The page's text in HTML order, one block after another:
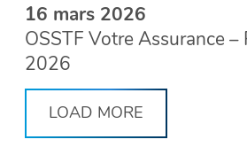
16 mars 2026
OSSTF Votre Assurance –
2026
LOAD MORE